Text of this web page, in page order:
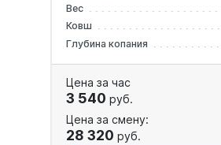
Вес
Ковш
Глубина копания
Цена за час
3 540 руб.
Цена за смену:
28 320 руб.